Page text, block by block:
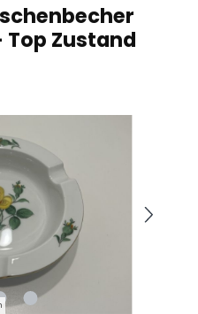
Top Zustand